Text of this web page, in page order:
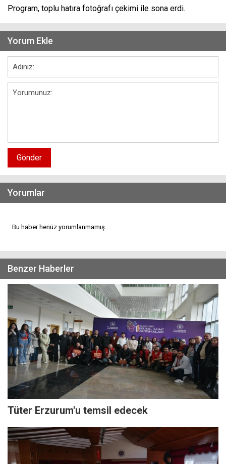
Program, toplu hatıra fotoğrafı çekimi ile sona erdi.
Yorum Ekle
Gönder
Yorumlar
Bu haber henüz yorumlanmamış...
Benzer Haberler
Tüter Erzurum'u temsil edecek